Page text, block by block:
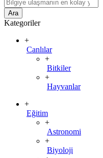
Ara
Kategoriler
+
Canlılar
+
Bitkiler
+
Hayvanlar
+
Eğitim
+
Astronomi
+
Biyoloji